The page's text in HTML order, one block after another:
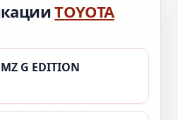
TOYOTA
G EDITION